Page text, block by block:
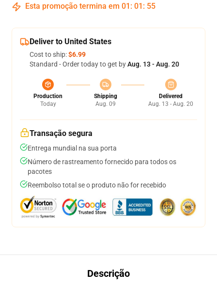
Esta promoção termina em 01 : 01 : 54
Deliver to United States
Cost to ship:$6.99
Standard - Order today to get byAug. 13 - Aug. 20
Production
Today
Shipping
Aug. 09
Delivered
Aug. 13 - Aug. 20
Transação segura
Entrega mundial na sua porta
Número de rastreamento fornecido para todos os
pacotes
Reembolso total se o produto não for recebido
Descrição